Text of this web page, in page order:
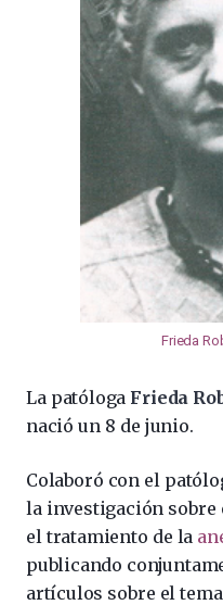
Frieda
La patóloga Frieda
nació un 8 de junio.
Colaboró con el
la investigación sobre
el tratamiento de la
publicando
artículos sobre el